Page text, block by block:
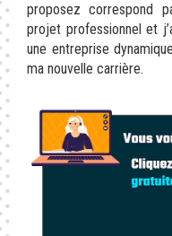
proposez correspond
projet professionnel et
une entreprise
ma nouvelle carrière.